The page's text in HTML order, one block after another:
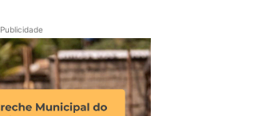
Publicidade